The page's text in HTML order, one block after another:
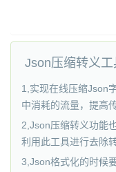
Json压缩转义
1,实现在线压缩Json
中消耗的流量，提高
2,Json压缩转义功能
利用此工具进行去除
3,Json格式化的时候